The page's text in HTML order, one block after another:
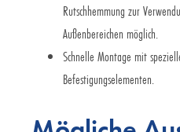
Rutschhemmung zur
Außenbereichen möglich.
Schnelle Montage mit
Befestigungselementen.